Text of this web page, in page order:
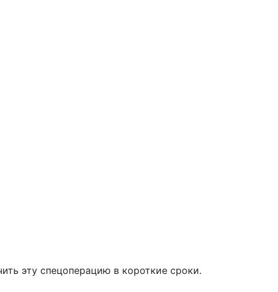
эту спецоперацию в короткие сроки.